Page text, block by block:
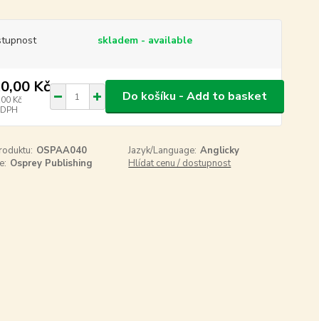
skladem - available
Kč
Kč
Do košíku - Add to basket
OSPAA040 Jazyk/Language: Anglicky
Osprey Publishing Hlídat cenu / dostupnost